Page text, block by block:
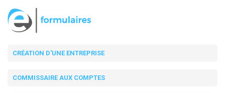
CRÉATION D'UNE ENTREPRISE
COMMISSAIRE AUX COMPTES